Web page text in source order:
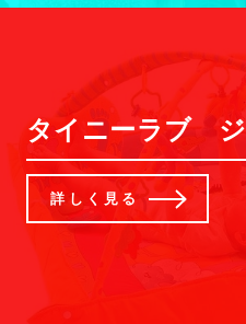
タイニーラブ ジ
詳しく見る